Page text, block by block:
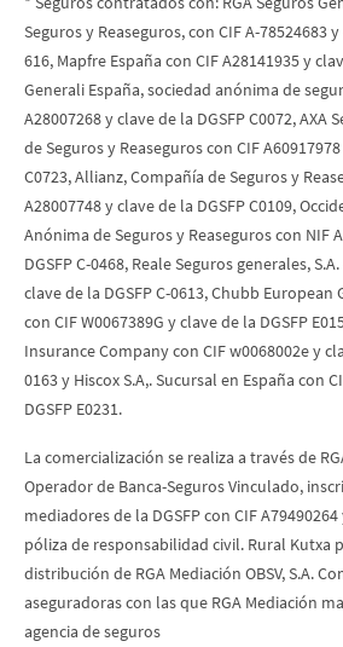
Seguros y Reaseguros, con CIF A-78524683
616, Mapfre España con CIF A28141935 y
Generali España, sociedad anónima de
A28007268 y clave de la DGSFP C0072, AXA
de Seguros y Reaseguros con CIF
C0723, Allianz, Compañía de Seguros y
A28007748 y clave de la DGSFP C0109,
Anónima de Seguros y Reaseguros con NIF
DGSFP C-0468, Reale Seguros generales,
clave de la DGSFP C-0613, Chubb European
con CIF W0067389G y clave de la DGSFP
Insurance Company con CIF w0068002e y
0163 y Hiscox S.A,. Sucursal en España con
DGSFP E0231.
La comercialización se realiza a través de
Operador de Banca-Seguros Vinculado,
mediadores de la DGSFP con CIF
póliza de responsabilidad civil. Rural Kutxa
distribución de RGA Mediación OBSV, S.A.
aseguradoras con las que RGA Mediación
agencia de seguros